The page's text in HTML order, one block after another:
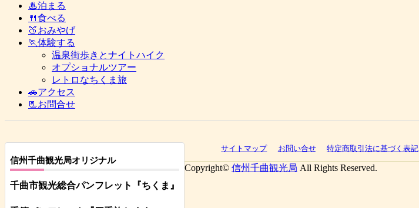
♨泊まる
🍴食べる
🍑おみやげ
🏃体験する
温泉街歩きとナイトハイク
オプショナルツアー
レトロなちくま旅
🚗アクセス
📃お問合せ
信州千曲観光局オリジナル
千曲市観光総合パンフレット 『ちくま』
サイトマップ お問い合せ 特定商取引法に基づく表記
Copyright© 信州千曲観光局 All Rights Reserved.